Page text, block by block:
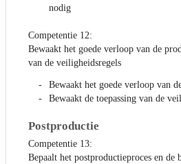
nodig
Competentie 12:
Bewaakt het goede verloop van de
van de veiligheidsregels
Bewaakt het goede verloop van
Bewaakt de toepassing van de
Postproductie
Competentie 13:
Bepaalt het postproductieproces en de